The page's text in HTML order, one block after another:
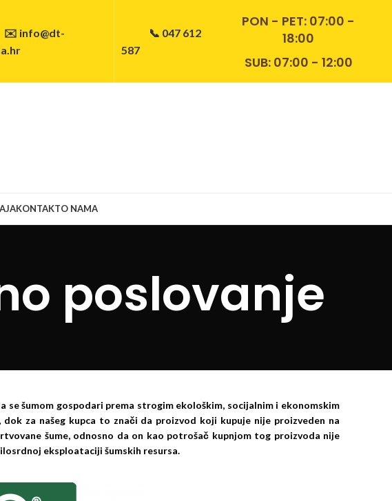
✉️ info@dt-
📞 047 612
587
PON - PET: 07:00 -
18:00
SUB: 07:00 - 12:00
KONTAKTO NAMA
poslovanje
se šumom gospodari prema strogim ekološkim, socijalnim i ekonomskim
dok za našeg kupca to znači da proizvod koji kupuje nije proizveden na
šume, odnosno da on kao potrošač kupnjom tog proizvoda nije
eksploataciji šumskih resursa.